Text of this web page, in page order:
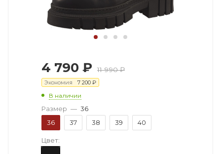
4 790 ₽ 11 990₽
Экономия 7 200 ₽
В наличии
Размер — 36
36
37 38 39 40
Цвет: